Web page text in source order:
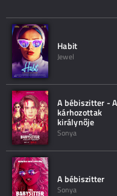
Habit
Jewel
A bébiszitter - A
kárhozottak
királynője
Sonya
A bébiszitter
Sonya